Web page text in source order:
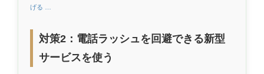
げる …
対策2：電話ラッシュを回避できる新型
サービスを使う